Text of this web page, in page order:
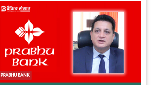
PRABHU BANK